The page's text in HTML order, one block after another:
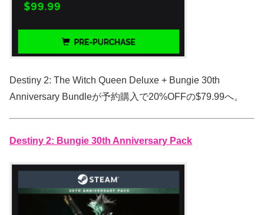
Destiny 2: The Witch Queen Deluxe + Bungie 30th
Anniversary Bundleが予約購入で20%OFFの$79.99へ。
Destiny 2: Bungie 30th Anniversary Pack